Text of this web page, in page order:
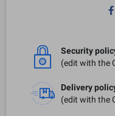
Security
(edit with the
Delivery
(edit with the